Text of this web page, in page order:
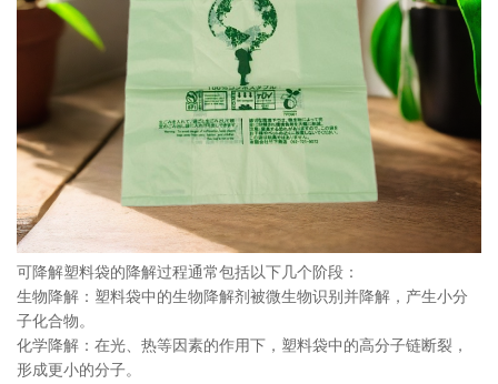
可降解塑料袋的降解过程通常包括以下几个阶段：
生物降解：塑料袋中的生物降解剂被微生物识别并降解，产生小分
子化合物。
化学降解：在光、热等因素的作用下，塑料袋中的高分子链断裂，
形成更小的分子。